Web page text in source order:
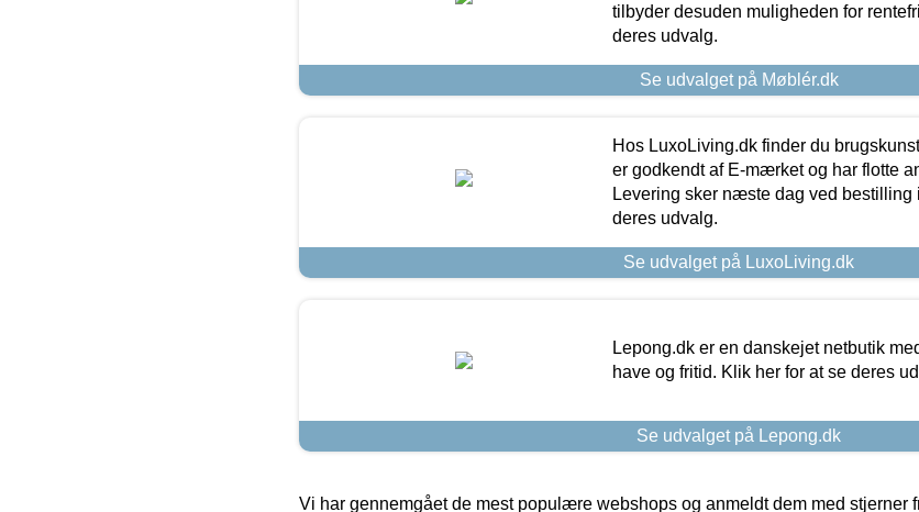
tilbyder desuden muligheden for
deres udvalg.
Se udvalget på Møblér.dk
Hos LuxoLiving.dk finder du
er godkendt af E-mærket og har flotte
Levering sker næste dag ved bestilling
deres udvalg.
Se udvalget på LuxoLiving.dk
Lepong.dk er en danskejet netbutik
have og fritid. Klik her for at se deres
Se udvalget på Lepong.dk
Vi har gennemgået de mest populære webshops og anmeldt dem med stjerner